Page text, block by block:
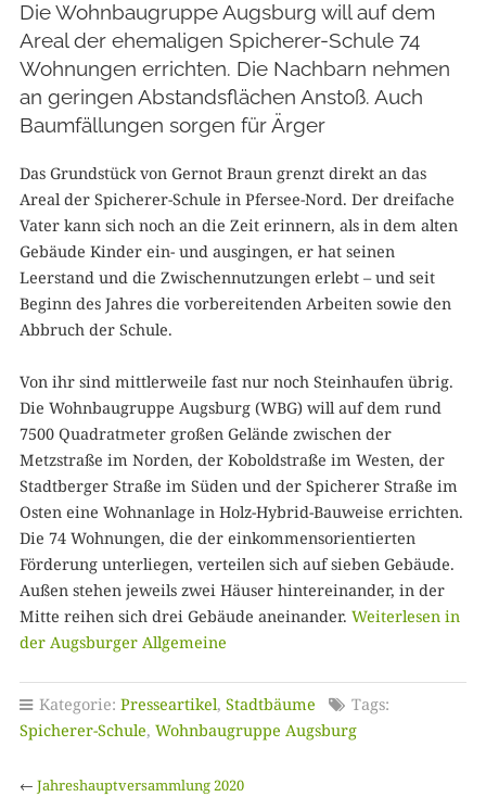
Die Wohnbaugruppe Augsburg will auf dem
Areal der ehemaligen Spicherer-Schule 74
Wohnungen errichten. Die Nachbarn nehmen
an geringen Abstandsflächen Anstoß. Auch
Baumfällungen sorgen für Ärger
Das Grundstück von Gernot Braun grenzt direkt an das
Areal der Spicherer-Schule in Pfersee-Nord. Der dreifache
Vater kann sich noch an die Zeit erinnern, als in dem alten
Gebäude Kinder ein- und ausgingen, er hat seinen
Leerstand und die Zwischennutzungen erlebt – und seit
Beginn des Jahres die vorbereitenden Arbeiten sowie den
Abbruch der Schule.
Von ihr sind mittlerweile fast nur noch Steinhaufen übrig.
Die Wohnbaugruppe Augsburg (WBG) will auf dem rund
7500 Quadratmeter großen Gelände zwischen der
Metzstraße im Norden, der Koboldstraße im Westen, der
Stadtberger Straße im Süden und der Spicherer Straße im
Osten eine Wohnanlage in Holz-Hybrid-Bauweise errichten.
Die 74 Wohnungen, die der einkommensorientierten
Förderung unterliegen, verteilen sich auf sieben Gebäude.
Außen stehen jeweils zwei Häuser hintereinander, in der
Mitte reihen sich drei Gebäude aneinander. Weiterlesen in
der Augsburger Allgemeine
Kategorie: Presseartikel, Stadtbäume
Tags:
Spicherer-Schule, Wohnbaugruppe Augsburg
← Jahreshauptversammlung 2020